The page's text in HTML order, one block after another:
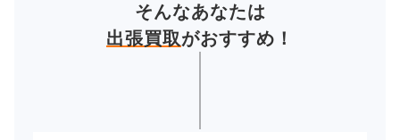
そんなあなたは
出張買取がおすすめ！